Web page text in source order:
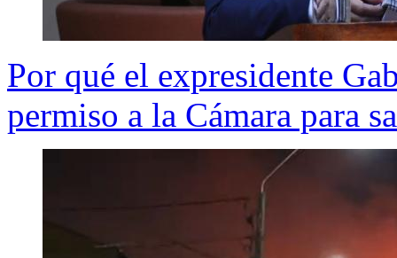
Por qué el expresidente
permiso a la Cámara para